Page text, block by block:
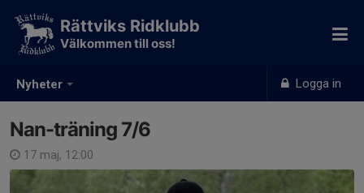
Nyheter Logga in
Rättviks Ridklubb
Välkommen till oss!
Nan-träning 7/6
17 maj, 12:00